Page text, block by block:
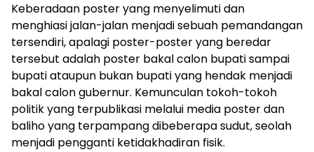
Keberadaan poster yang menyelimuti dan
menghiasi jalan-jalan menjadi sebuah pemandangan
tersendiri, apalagi poster-poster yang beredar
tersebut adalah poster bakal calon bupati sampai
bupati ataupun bukan bupati yang hendak menjadi
bakal calon gubernur. Kemunculan tokoh-tokoh
politik yang terpublikasi melalui media poster dan
baliho yang terpampang dibeberapa sudut, seolah
menjadi pengganti ketidakhadiran fisik.